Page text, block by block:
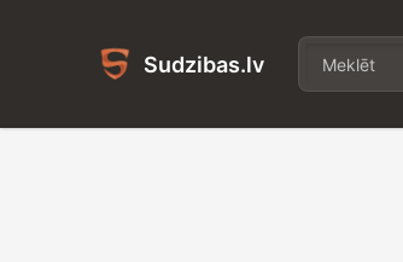
Sudzibas.lv